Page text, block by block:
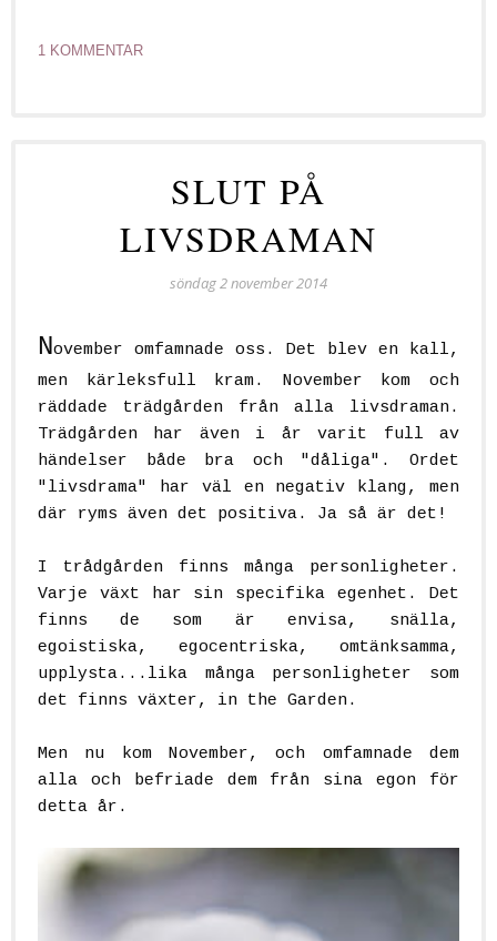
1 KOMMENTAR
SLUT PÅ
LIVSDRAMAN
söndag 2 november 2014
November omfamnade oss. Det blev en kall,
men kärleksfull kram. November kom och
räddade trädgården från alla livsdraman.
Trädgården har även i år varit full av
händelser både bra och "dåliga". Ordet
"livsdrama" har väl en negativ klang, men
där ryms även det positiva. Ja så är det!
I trådgården finns många personligheter.
Varje växt har sin specifika egenhet. Det
finns de som är envisa, snälla,
egoistiska, egocentriska, omtänksamma,
upplysta...lika många personligheter som
det finns växter, in the Garden.
Men nu kom November, och omfamnade dem
alla och befriade dem från sina egon för
detta år.